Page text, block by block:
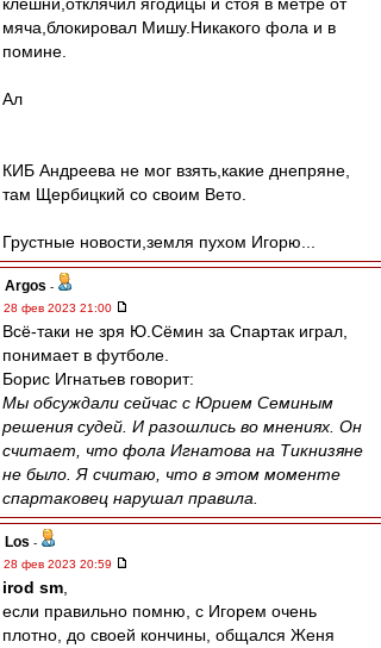
мяча,блокировал Мишу.Никакого фола и в
помине.
Ал
КИБ Андреева не мог взять,какие днепряне,
там Щербицкий со своим Вето.
Грустные новости,земля пухом Игорю...
Argos -
28 фев 2023 21:00
Всё-таки не зря Ю.Сёмин за Спартак играл,
понимает в футболе.
Борис Игнатьев говорит:
Мы обсуждали сейчас с Юрием Семиным
решения судей. И разошлись во мнениях. Он
считает, что фола Игнатова на Тикнизяне
не было. Я считаю, что в этом моменте
спартаковец нарушал правила.
Los -
28 фев 2023 20:59
irod sm
если правильно помню, с Игорем очень
плотно, до своей кончины, общался Женя